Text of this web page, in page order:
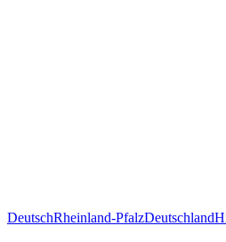
DeutschRheinland-PfalzDeutschland